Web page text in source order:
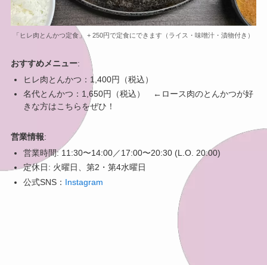
「ヒレ肉とんかつ定食」 + 250円で定食にできます（ライス・味噌汁・漬物付き）
おすすめメニュー:
ヒレ肉とんかつ：1,400円（税込）
名代とんかつ：1,650円（税込） ←ロース肉のとんかつが好
きな方はこちらをぜひ！
営業情報:
営業時間: 11:30〜14:00／17:00〜20:30 (L.O. 20:00)
定休日: 火曜日、第2・第4水曜日
公式SNS： Instagram